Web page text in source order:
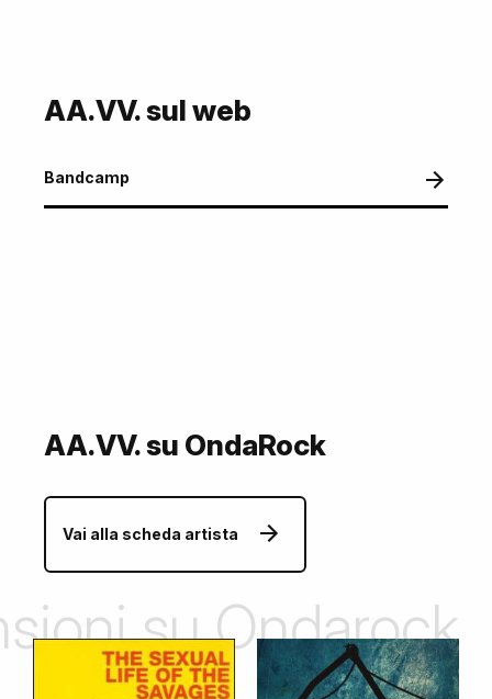
AA.VV. sul web
Bandcamp
AA.VV. su OndaRock
Vai alla scheda artista
su Ondarock